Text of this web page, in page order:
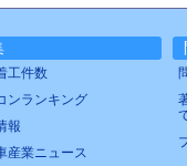
工件数
ンランキング
報
産業ニュース